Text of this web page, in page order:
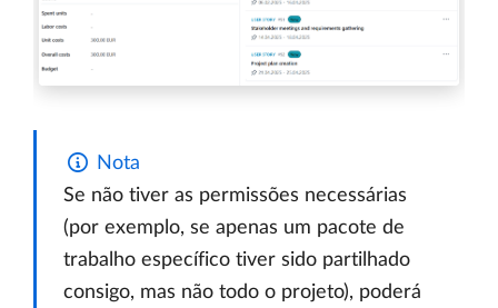
Nota
Se não tiver as permissões necessárias
(por exemplo, se apenas um pacote de
trabalho específico tiver sido partilhado
consigo, mas não todo o projeto), poderá